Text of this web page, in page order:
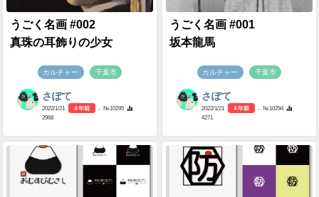
うごく名画 #002
真珠の耳飾りの少女
カルチャー 千葉市
さぽて
2022/1/21 4 年前
- №10295
2968
うごく名画 #001
坂本龍馬
カルチャー 千葉市
さぽて
2022/1/21 4 年前
- №10294
4271